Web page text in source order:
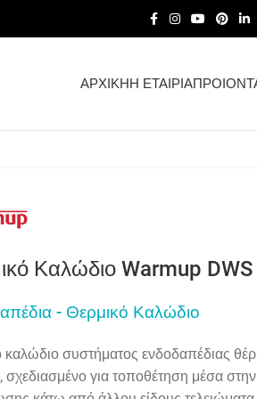
ΑΡΧΙΚΗΗ ΕΤΑΙΡΙΑ
Καλώδιο Warmup DWS
- Θερμικό Καλώδιο
καλώδιο συστήματος ενδοδαπέδιας
για τοποθέτηση μέσα